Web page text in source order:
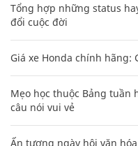
Tổng hợp những status
đổi cuộc đời
Giá xe Honda chính hãng:
Mẹo học thuộc Bảng tuần
câu nói vui vẻ
Ấn tượng ngày hội văn